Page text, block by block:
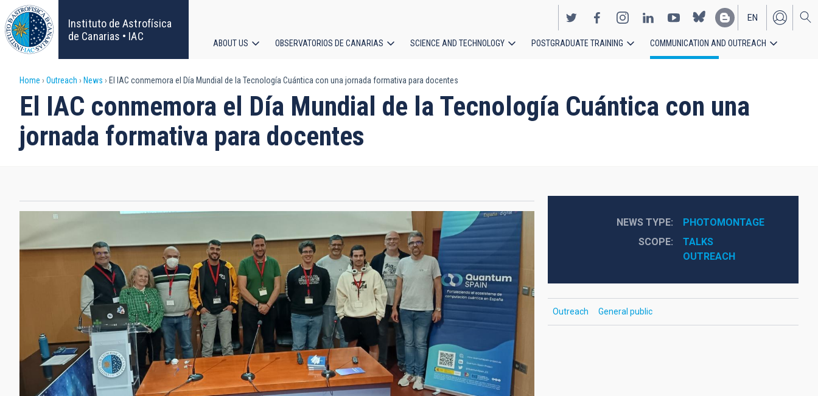
Skip
to
main
content
Instituto de Astrofísica
de Canarias • IAC
EN
ES
navigation
ABOUT US OBSERVATORIOS DE CANARIAS SCIENCE AND TECHNOLOGY POSTGRADUATE TRAINING COMMUNICATION AND OUTREACH
Breadcrumb
Home Outreach News El IAC conmemora el Día Mundial de la Tecnología Cuántica con una jornada formativa para docentes
El IAC conmemora el Día Mundial de la Tecnología Cuántica con una
jornada formativa para docentes
NEWS TYPE
PHOTOMONTAGE
SCOPE
TALKS
OUTREACH
Outreach General public